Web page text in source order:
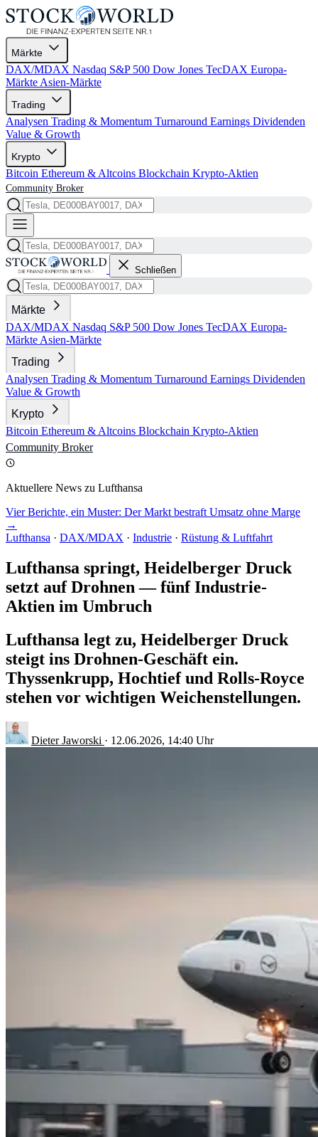
Märkte
DAX/MDAX Nasdaq S&P 500 Dow Jones TecDAX Europa-
Märkte Asien-Märkte
Trading
Analysen Trading & Momentum Turnaround Earnings Dividenden
Value & Growth
Krypto
Bitcoin Ethereum & Altcoins Blockchain Krypto-Aktien
Community Broker
Schließen
Märkte
DAX/MDAX Nasdaq S&P 500 Dow Jones TecDAX Europa-
Märkte Asien-Märkte
Trading
Analysen Trading & Momentum Turnaround Earnings Dividenden
Value & Growth
Krypto
Bitcoin Ethereum & Altcoins Blockchain Krypto-Aktien
Community Broker
Aktuellere News zu Lufthansa
Vier Berichte, ein Muster: Der Markt bestraft Umsatz ohne Marge
→
Lufthansa · DAX/MDAX · Industrie · Rüstung & Luftfahrt
Lufthansa springt, Heidelberger Druck
setzt auf Drohnen — fünf Industrie-
Aktien im Umbruch
Lufthansa legt zu, Heidelberger Druck
steigt ins Drohnen-Geschäft ein.
Thyssenkrupp, Hochtief und Rolls-Royce
stehen vor wichtigen Weichenstellungen.
Dieter Jaworski · 12.06.2026, 14:40 Uhr